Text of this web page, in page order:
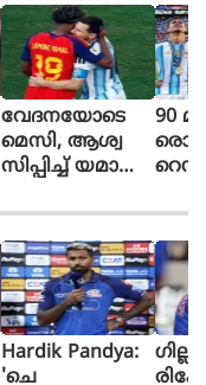
വേദനയോടെ
മെസി, ആശ്വ
സിപ്പിച്ച് യമാൽ
90
രൊറ്റ
ളി
ൻ്റീന,
Hardik Pandya:
'ചെ